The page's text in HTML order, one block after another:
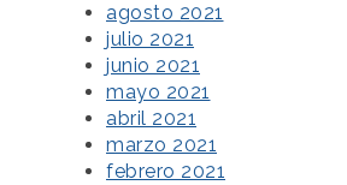
agosto 2021
julio 2021
junio 2021
mayo 2021
abril 2021
marzo 2021
febrero 2021